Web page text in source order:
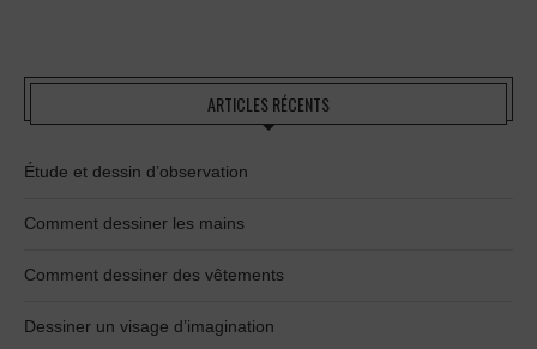
ARTICLES RÉCENTS
Étude et dessin d’observation
Comment dessiner les mains
Comment dessiner des vêtements
Dessiner un visage d’imagination